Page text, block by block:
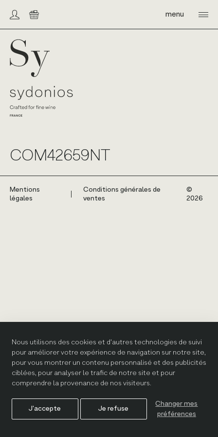
Nous utilisons des cookies et d'autres technologies de suivi
pour améliorer votre expérience de navigation sur notre site,
pour vous montrer un contenu personnalisé et des publicités
ciblées, pour analyser le trafic de notre site et pour
comprendre la provenance de nos visiteurs.
J'accepte Je refuse
Changer mes
préférences
contentCompte/connexion
Panier menu
COM42659NT
Mentions
légales
Conditions générales de
ventes
©️
2026